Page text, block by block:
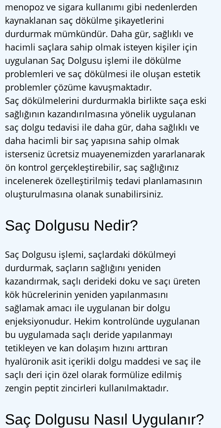
menopoz ve sigara kullanımı gibi nedenlerden
kaynaklanan saç dökülme şikayetlerini
durdurmak mümkündür. Daha gür, sağlıklı ve
hacimli saçlara sahip olmak isteyen kişiler için
uygulanan Saç Dolgusu işlemi ile dökülme
problemleri ve saç dökülmesi ile oluşan estetik
problemler çözüme kavuşmaktadır.
Saç dökülmelerini durdurmakla birlikte saça eski
sağlığının kazandırılmasına yönelik uygulanan
saç dolgu tedavisi ile daha gür, daha sağlıklı ve
daha hacimli bir saç yapısına sahip olmak
isterseniz ücretsiz muayenemizden yararlanarak
ön kontrol gerçekleştirebilir, saç sağlığınız
incelenerek özelleştirilmiş tedavi planlamasının
oluşturulmasına olanak sunabilirsiniz.
Saç Dolgusu Nedir?
Saç Dolgusu işlemi, saçlardaki dökülmeyi
durdurmak, saçların sağlığını yeniden
kazandırmak, saçlı derideki doku ve saçı üreten
kök hücrelerinin yeniden yapılanmasını
sağlamak amacı ile uygulanan bir dolgu
enjeksiyonudur. Hekim kontrolünde uygulanan
bu uygulamada saçlı deride yapılanmayı
tetikleyen ve kan dolaşım hızını arttıran
hyalüronik asit içerikli dolgu maddesi ve saç ile
saçlı deri için özel olarak formülize edilmiş
zengin peptit zincirleri kullanılmaktadır.
Saç Dolgusu Nasıl Uygulanır?